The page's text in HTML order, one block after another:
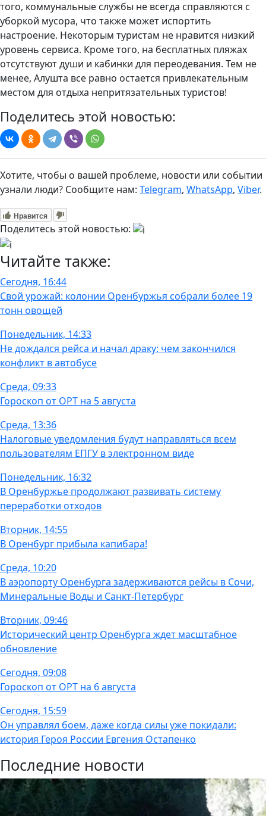
того, коммунальные службы не всегда справляются с
уборкой мусора, что также может испортить
настроение. Некоторым туристам не нравится низкий
уровень сервиса. Кроме того, на бесплатных пляжах
отсутствуют души и кабинки для переодевания. Тем не
менее, Алушта все равно остается привлекательным
местом для отдыха непритязательных туристов!
Поделитесь этой новостью:
Хотите, чтобы о вашей проблеме, новости или событии
узнали люди? Сообщите нам: Telegram, WhatsApp, Viber.
Нравится
Поделитесь этой новостью:
Читайте также:
Сегодня, 16:44
Свой урожай: колонии Оренбуржья собрали более 19
тонн овощей
Понедельник, 14:33
Не дождался рейса и начал драку: чем закончился
конфликт в автобусе
Среда, 09:33
Гороскоп от ОРТ на 5 августа
Среда, 13:36
Налоговые уведомления будут направляться всем
пользователям ЕПГУ в электронном виде
Понедельник, 16:32
В Оренбуржье продолжают развивать систему
переработки отходов
Вторник, 14:55
В Оренбург прибыла капибара!
Среда, 10:20
В аэропорту Оренбурга задерживаются рейсы в Сочи,
Минеральные Воды и Санкт-Петербург
Вторник, 09:46
Исторический центр Оренбурга ждет масштабное
обновление
Сегодня, 09:08
Гороскоп от ОРТ на 6 августа
Сегодня, 15:59
Он управлял боем, даже когда силы уже покидали:
история Героя России Евгения Остапенко
Последние новости